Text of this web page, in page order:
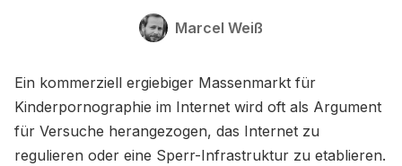
Marcel Weiß
Ein kommerziell ergiebiger Massenmarkt für
Kinderpornographie im Internet wird oft als Argument
für Versuche herangezogen, das Internet zu
regulieren oder eine Sperr-Infrastruktur zu etablieren.